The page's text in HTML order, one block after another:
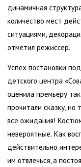
динамичная
количество мест
ситуациями,
отметил режиссер.
Успех постановки
детского центра
оценила премьеру
прочитали сказку, но
все ожидания!
невероятные. Как
действительно
им отвлечься, а